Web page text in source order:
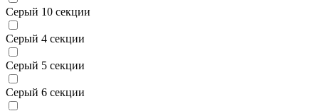
Серый 10 секции
Серый 4 секции
Серый 5 секции
Серый 6 секции